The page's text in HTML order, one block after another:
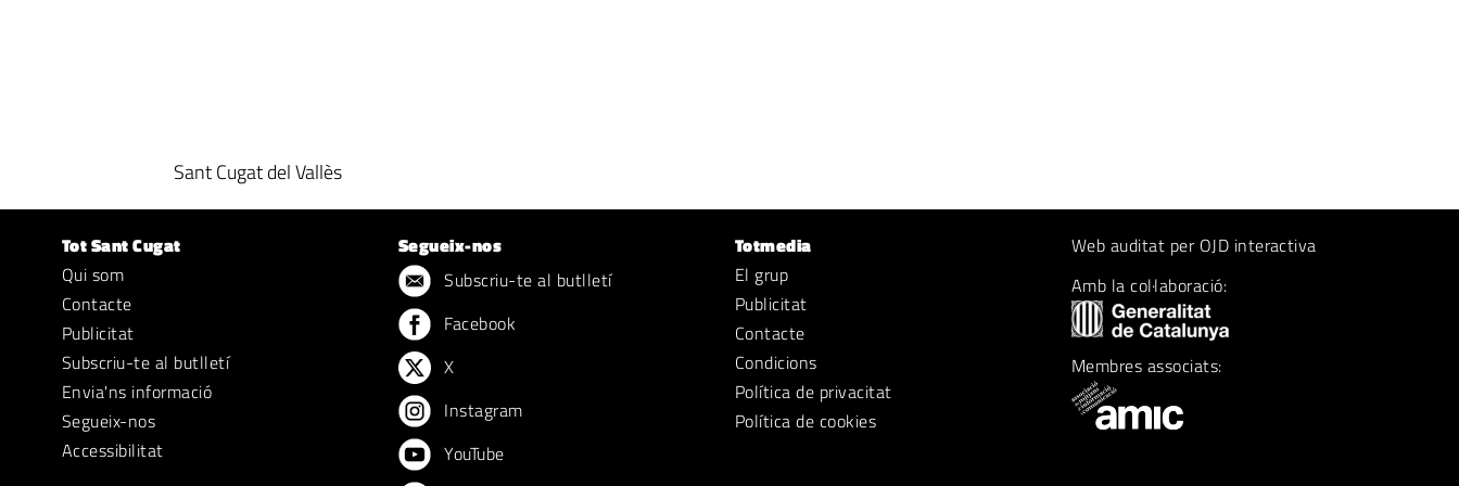
Sant Cugat del Vallès
Tot Sant Cugat
Qui som
Contacte
Publicitat
Subscriu-te al butlletí
Envia'ns informació
Segueix-nos
Accessibilitat
Segueix-nos
Subscriu-te al butlletí
Facebook
X
Instagram
YouTube
Totmedia
El grup
Publicitat
Contacte
Condicions
Política de privacitat
Política de cookies
Web auditat per OJD interactiva
Amb la col·laboració:
Membres associats: